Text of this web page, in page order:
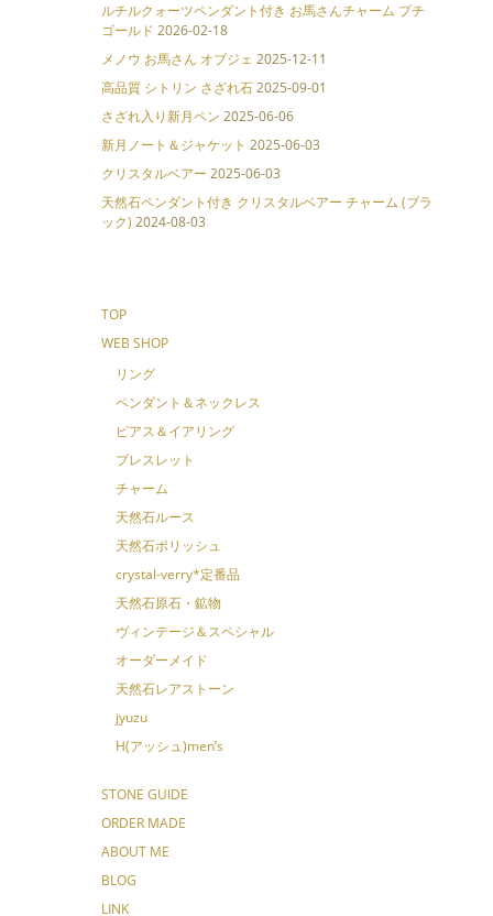
ルチルクォーツペンダント付き お馬さんチャーム プチ
ゴールド 2026-02-18
メノウ お馬さん オブジェ 2025-12-11
高品質 シトリン さざれ石 2025-09-01
さざれ入り新月ペン 2025-06-06
新月ノート＆ジャケット 2025-06-03
クリスタルベアー 2025-06-03
天然石ペンダント付き クリスタルベアー チャーム (ブラ
ック) 2024-08-03
TOP
WEB SHOP
リング
ペンダント＆ネックレス
ピアス＆イアリング
ブレスレット
チャーム
天然石ルース
天然石ポリッシュ
crystal-verry*定番品
天然石原石・鉱物
ヴィンテージ＆スペシャル
オーダーメイド
天然石レアストーン
jyuzu
H(アッシュ)men’s
STONE GUIDE
ORDER MADE
ABOUT ME
BLOG
LINK